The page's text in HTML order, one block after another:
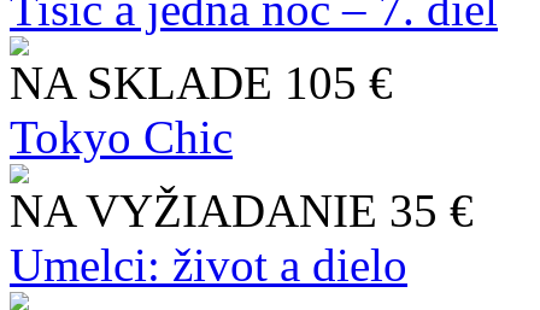
NA SKLADE 105 €
Tokyo Chic
NA VYŽIADANIE 35 €
Umelci: život a dielo